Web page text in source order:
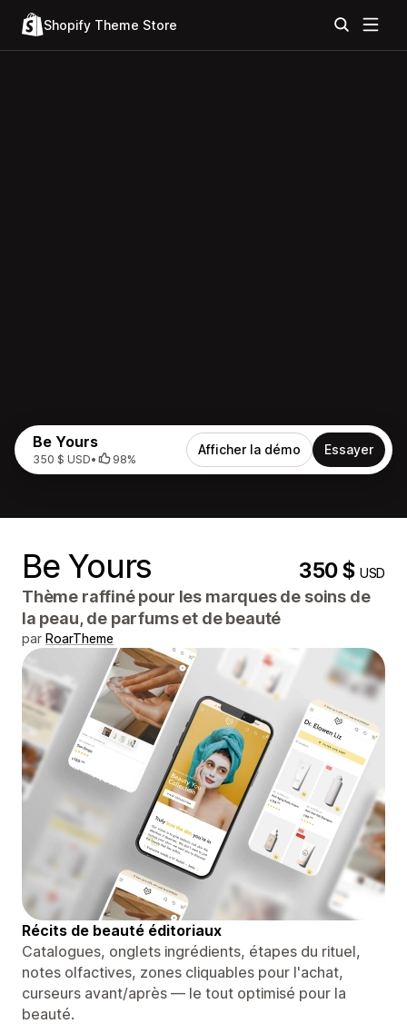
Shopify Theme Store
Be Yours
350 $ USD• 98%
Afficher la démo Essayer
Be Yours 350 $USD
Thème raffiné pour les marques de soins de
la peau, de parfums et de beauté
par RoarTheme
Récits de beauté éditoriaux
Catalogues, onglets ingrédients, étapes du rituel,
notes olfactives, zones cliquables pour l'achat,
curseurs avant/après — le tout optimisé pour la
beauté.